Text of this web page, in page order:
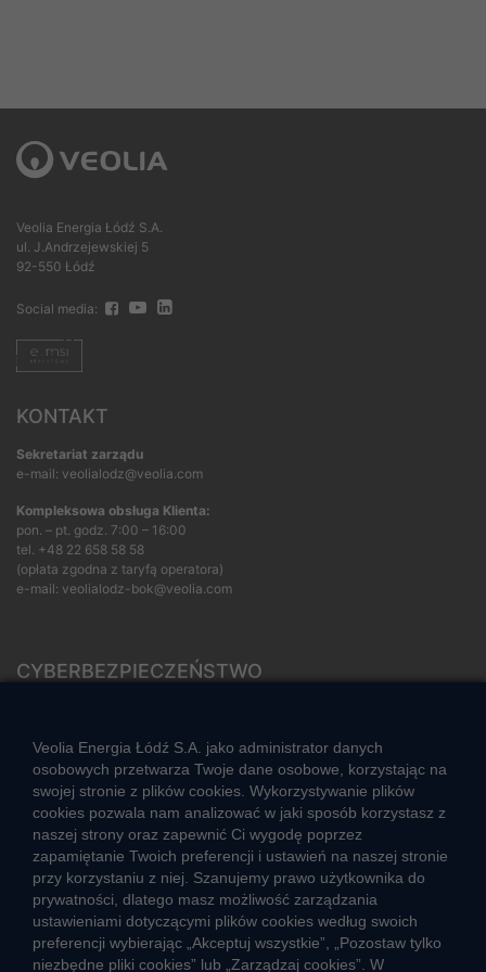
Veolia Energia Łódź S.A.
ul. J.Andrzejewskiej 5
92-550 Łódź
Social media:
KONTAKT
Sekretariat zarządu
e-mail: veolialodz@veolia.com
Kompleksowa obsługa Klienta:
pon. – pt. godz. 7:00 – 16:00
tel. +48 22 658 58 58
(opłata zgodna z taryfą operatora)
e-mail: veolialodz-bok@veolia.com
CYBERBEZPIECZEŃSTWO
CIEPŁO SYSTEMOWE
Zalety ciepła systemowego
Ciepło przez cały rok
Usługi okołociepłownicze
Informacje ciepła systemowego
Veolia Energia Łódź S.A. jako administrator danych
osobowych przetwarza Twoje dane osobowe, korzystając na
swojej stronie z plików cookies. Wykorzystywanie plików
cookies pozwala nam analizować w jaki sposób korzystasz z
naszej strony oraz zapewnić Ci wygodę poprzez
zapamiętanie Twoich preferencji i ustawień na naszej stronie
przy korzystaniu z niej. Szanujemy prawo użytkownika do
prywatności, dlatego masz możliwość zarządzania
ustawieniami dotyczącymi plików cookies według swoich
preferencji wybierając „Akceptuj wszystkie”, „Pozostaw tylko
niezbędne pliki cookies” lub „Zarządzaj cookies”. W